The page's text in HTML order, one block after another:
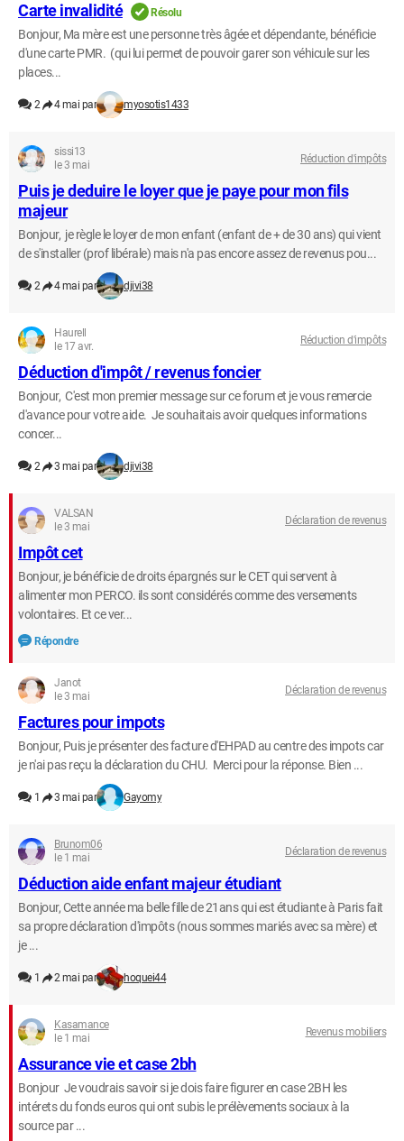
Carte invalidité Résolu
Bonjour, Ma mère est une personne très âgée et dépendante, bénéficie
d'une carte PMR. (qui lui permet de pouvoir garer son véhicule sur les
places...
2 4 mai par myosotis1433
sissi13
le 3 mai
Réduction d'impôts
Puis je deduire le loyer que je paye pour mon fils
majeur
Bonjour, je règle le loyer de mon enfant (enfant de + de 30 ans) qui vient
de s'installer (prof libérale) mais n'a pas encore assez de revenus pou...
2 4 mai par djivi38
Haurell
le 17 avr.
Réduction d'impôts
Déduction d'impôt / revenus foncier
Bonjour, C'est mon premier message sur ce forum et je vous remercie
d'avance pour votre aide. Je souhaitais avoir quelques informations
concer...
2 3 mai par djivi38
VALSAN
le 3 mai
Déclaration de revenus
Impôt cet
Bonjour, je bénéficie de droits épargnés sur le CET qui servent à
alimenter mon PERCO. ils sont considérés comme des versements
volontaires. Et ce ver...
Répondre
Janot
le 3 mai
Déclaration de revenus
Factures pour impots
Bonjour, Puis je présenter des facture d'EHPAD au centre des impots car
je n'ai pas reçu la déclaration du CHU. Merci pour la réponse. Bien ...
1 3 mai par Gayomy
Brunom06
le 1 mai
Déclaration de revenus
Déduction aide enfant majeur étudiant
Bonjour, Cette année ma belle fille de 21ans qui est étudiante à Paris fait
sa propre déclaration d'impôts (nous sommes mariés avec sa mère) et
je ...
1 2 mai par hoquei44
Kasamance
le 1 mai
Revenus mobiliers
Assurance vie et case 2bh
Bonjour Je voudrais savoir si je dois faire figurer en case 2BH les
intérets du fonds euros qui ont subis le prélèvements sociaux à la
source par ...